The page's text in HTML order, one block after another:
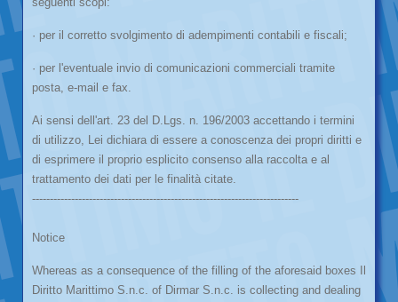
· per il corretto svolgimento di adempimenti contabili e fiscali;
· per l'eventuale invio di comunicazioni commerciali tramite
posta, e-mail e fax.
Ai sensi dell'art. 23 del D.Lgs. n. 196/2003 accettando i termini
di utilizzo, Lei dichiara di essere a conoscenza dei propri diritti e
di esprimere il proprio esplicito consenso alla raccolta e al
trattamento dei dati per le finalità citate.
---------------------------------------------------------------------------
Notice
Whereas as a consequence of the filling of the aforesaid boxes Il
Diritto Marittimo S.n.c. of Dirmar S.n.c. is collecting and dealing